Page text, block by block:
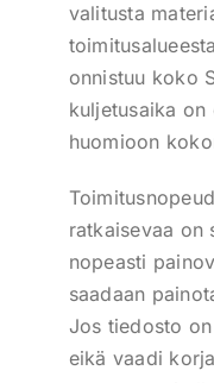
valitusta
onnistuu koko
kuljetusaika on
huomioon
ratkaisevaa on
nopeasti
saadaan
Jos tiedosto
eikä vaadi